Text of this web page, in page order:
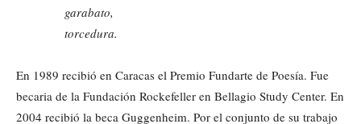
garabato,
torcedura.
En 1989 recibió en Caracas el Premio Fundarte de Poesía. Fue
becaria de la Fundación Rockefeller en Bellagio Study Center. En
2004 recibió la beca Guggenheim. Por el conjunto de su trabajo